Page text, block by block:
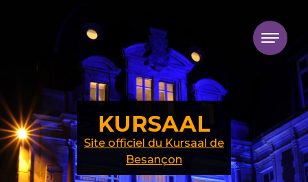
KURSAAL
Site officiel du Kursaal de
Besançon